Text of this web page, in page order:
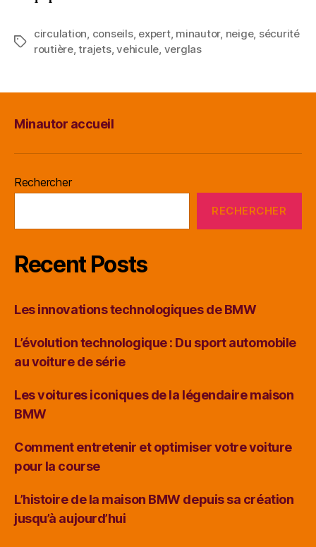
Étiquettes
circulation conseils, expert, minautor, neige, sécurité
routière,trajets,vehicule verglas
Minautor accueil
Rechercher
RECHERCHER
Recent Posts
Les innovations technologiques de BMW
L’évolution technologique : Du sport automobile
au voiture de série
Les voitures iconiques de la légendaire maison
BMW
Comment entretenir et optimiser votre voiture
pour la course
L’histoire de la maison BMW depuis sa création
jusqu’à aujourd’hui